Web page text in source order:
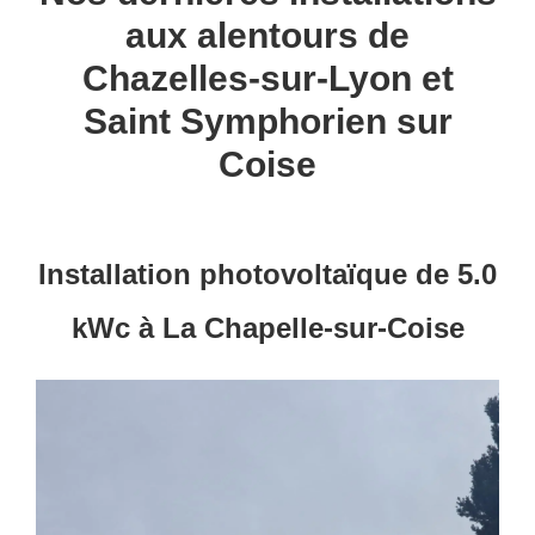
aux alentours de
Chazelles-sur-Lyon et
Saint Symphorien sur
Coise
Installation photovoltaïque de 5.0
kWc à La Chapelle-sur-Coise